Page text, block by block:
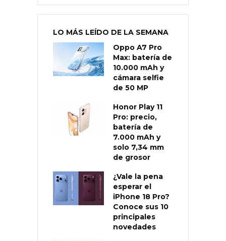
LO MÁS LEÍDO DE LA SEMANA
Oppo A7 Pro
Max: batería de
10.000 mAh y
cámara selfie
de 50 MP
Honor Play 11
Pro: precio,
batería de
7.000 mAh y
solo 7,34 mm
de grosor
¿Vale la pena
esperar el
iPhone 18 Pro?
Conoce sus 10
principales
novedades